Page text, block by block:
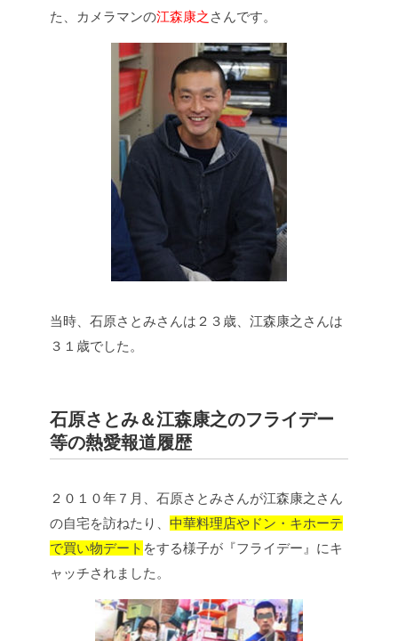
た、カメラマンの江森康之 さんです。
当時、石原さとみさんは２３歳、 江森康之さんは
３１歳でした。
石原さとみ＆江森康之のフライデー
等の熱愛報道履歴
２０１０年７月、石原さとみさんが江森康之さん
の自宅を訪ねたり、 中華料理店やドン・キホーテ
で買い物デート をする様子が『フライデー』にキ
ャッチされました。